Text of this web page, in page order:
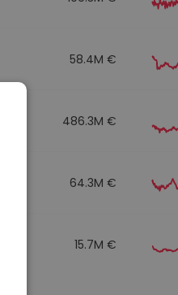
58.4M €
486.3M €
64.3M €
15.7M €